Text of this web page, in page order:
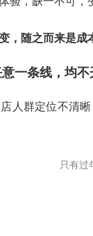
，随之而来是成
一条线，均
人群定位不清
只有过